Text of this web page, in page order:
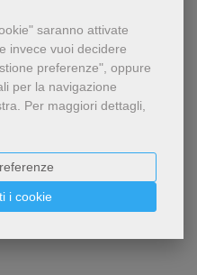
saranno attivate
invece vuoi decidere
preferenze", oppure
per la navigazione
Per maggiori dettagli,
i cookie